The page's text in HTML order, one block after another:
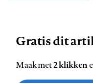
Zie onze cookie policy
Gratis dit
Maak met2 klikken